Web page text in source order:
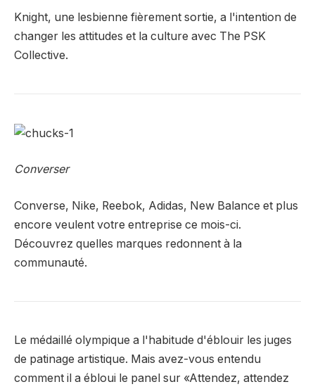
Knight, une lesbienne fièrement sortie, a l'intention de
changer les attitudes et la culture avec The PSK
Collective.
Converser
Converse, Nike, Reebok, Adidas, New Balance et plus
encore veulent votre entreprise ce mois-ci.
Découvrez quelles marques redonnent à la
communauté.
Le médaillé olympique a l'habitude d'éblouir les juges
de patinage artistique. Mais avez-vous entendu
comment il a ébloui le panel sur «Attendez, attendez